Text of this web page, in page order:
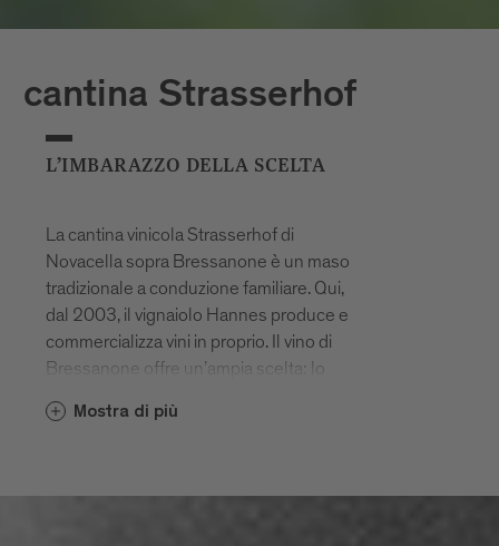
cantina Strasserhof
L’IMBARAZZO DELLA SCELTA
La cantina vinicola Strasserhof di
Novacella sopra Bressanone è un maso
tradizionale a conduzione familiare. Qui,
dal 2003, il vignaiolo Hannes produce e
commercializza vini in proprio. Il vino di
Bressanone offre un’ampia scelta: lo
Scoprite il vostro preferito visitando
cantina.www.strasserhof.info
Mostra di più